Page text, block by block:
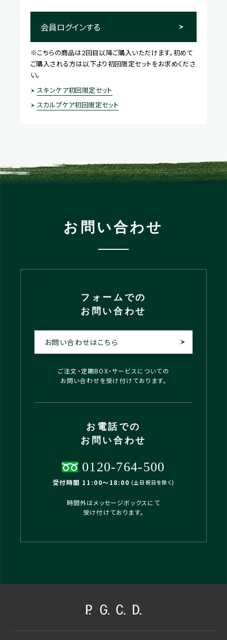
会員ログインする
※こちらの商品は2回目以降ご購入いただけます。初めて
ご購入される方は以下より初回限定セットをお求めくださ
い。
スキンケア初回限定セット
スカルプケア初回限定セット
お問い合わせ
フォームでの
お問い合わせ
お問い合わせはこちら
ご注文・定期BOX・サービスについての
お問い合わせを受け付けております。
お電話での
お問い合わせ
0120-764-500
受付時間 11:00〜18:00 (土日祝日を除く)
時間外はメッセージボックスにて
受け付けております。